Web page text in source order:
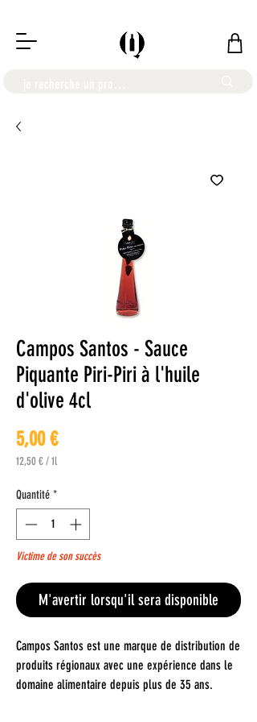
Campos Santos - Sauce
Piquante Piri-Piri à l'huile
d'olive 4cl
5,00 €Prix
12,50 €/1l
pour
1
Quantité *
Victime de son succès
M'avertir lorsqu'il sera disponible
Campos Santos est une marque de distribution de
produits régionaux avec une expérience dans le
domaine alimentaire depuis plus de 35 ans.